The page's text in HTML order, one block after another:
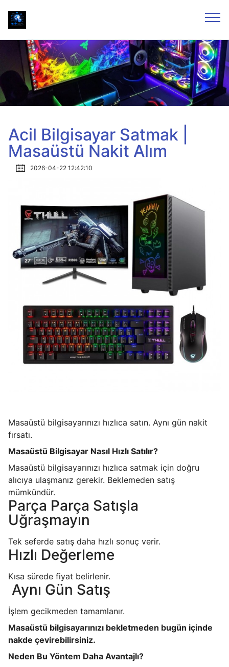
Acil Bilgisayar Satmak |
Masaüstü Nakit Alım
2026-04-22 12:42:10
Masaüstü bilgisayarınızı hızlıca satın. Aynı gün nakit
fırsatı.
Masaüstü Bilgisayar Nasıl Hızlı Satılır?
Masaüstü bilgisayarınızı hızlıca satmak için doğru
alıcıya ulaşmanız gerekir. Beklemeden satış
mümkündür.
Parça Parça Satışla
Uğraşmayın
Tek seferde satış daha hızlı sonuç verir.
Hızlı Değerleme
Kısa sürede fiyat belirlenir.
Aynı Gün Satış
İşlem gecikmeden tamamlanır.
Masaüstü bilgisayarınızı bekletmeden bugün içinde
nakde çevirebilirsiniz.
Neden Bu Yöntem Daha Avantajlı?